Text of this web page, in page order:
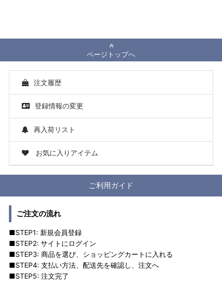
ページトップへ
注文履歴
登録情報の変更
再入荷リスト
お気に入りアイテム
ご利用ガイド
ご注文の流れ
■STEP1: 新規会員登録
■STEP2: サイトにログイン
■STEP3: 商品を選び、ショッピングカートに入れる
■STEP4: 支払い方法、配送先を確認し、注文へ
■STEP5: 注文完了